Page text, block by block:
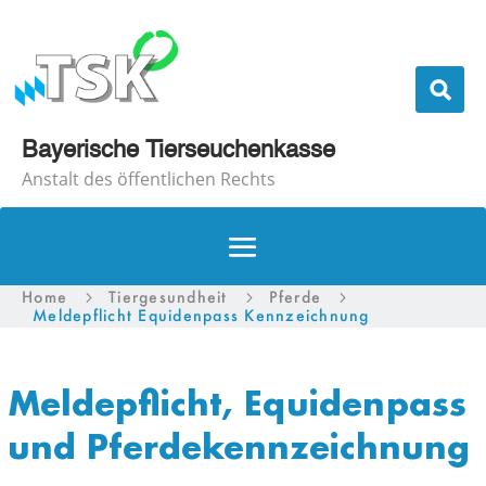
Bayerische Tierseuchenkasse
Anstalt des öffentlichen Rechts
Home 5 Tiergesundheit 5 Pferde 5
Meldepflicht Equidenpass Kennzeichnung
Meldepflicht, Equidenpass
und Pferdekennzeichnung